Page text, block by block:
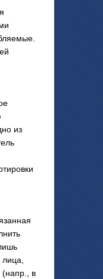
из
лица,
(напр., в